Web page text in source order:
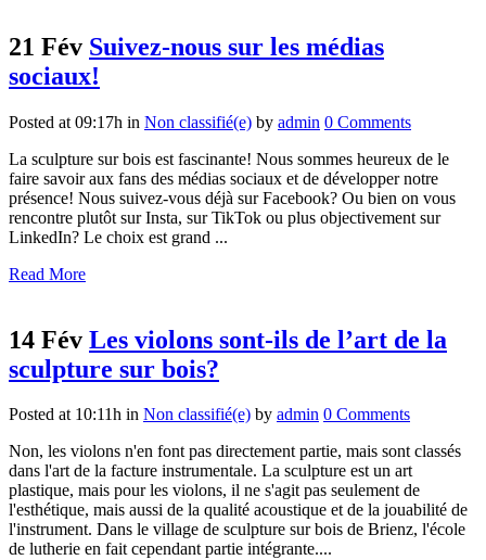
21 Fév Suivez-nous sur les médias
sociaux!
Posted at 09:17h in Non classifié(e) by admin 0 Comments
La sculpture sur bois est fascinante! Nous sommes heureux de le
faire savoir aux fans des médias sociaux et de développer notre
présence! Nous suivez-vous déjà sur Facebook? Ou bien on vous
rencontre plutôt sur Insta, sur TikTok ou plus objectivement sur
LinkedIn? Le choix est grand ...
Read More
14 Fév Les violons sont-ils de l’art de la
sculpture sur bois?
Posted at 10:11h in Non classifié(e) by admin 0 Comments
Non, les violons n'en font pas directement partie, mais sont classés
dans l'art de la facture instrumentale. La sculpture est un art
plastique, mais pour les violons, il ne s'agit pas seulement de
l'esthétique, mais aussi de la qualité acoustique et de la jouabilité de
l'instrument. Dans le village de sculpture sur bois de Brienz, l'école
de lutherie en fait cependant partie intégrante....